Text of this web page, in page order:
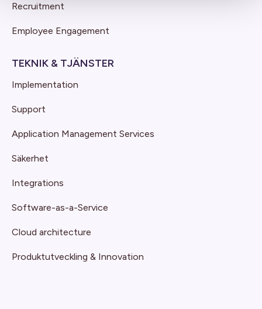
Recruitment
Employee Engagement
TEKNIK & TJÄNSTER
Implementation
Support
Application Management Services
Säkerhet
Integrations
Software-as-a-Service
Cloud architecture
Produktutveckling & Innovation